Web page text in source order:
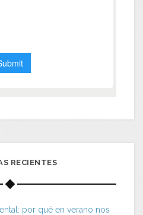
RECIENTES
por qué en verano nos